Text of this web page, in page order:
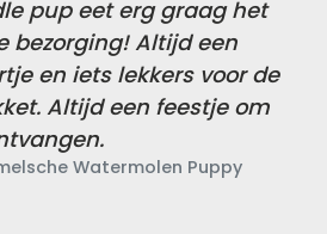
pup eet erg graag het
bezorging! Altijd een
en iets lekkers voor de
Altijd een feestje om
Watermolen Puppy